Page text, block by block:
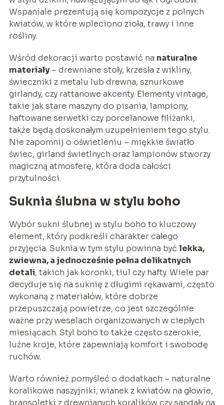
Wspaniale prezentują się kompozycje z polnych
kwiatów, w które wpleciono zioła, trawy i inne
rośliny.
Wśród dekoracji warto postawić na naturalne
materiały– drewniane stoły, krzesła z wikliny,
świeczniki z metalu lub drewna, sznurkowe
girlandy, czy rattanowe akcenty. Elementy vintage,
takie jak stare maszyny do pisania, lampiony,
haftowane serwetki czy porcelanowe filiżanki,
także będą doskonałym uzupełnieniem tego stylu.
Nie zapomnij o oświetleniu – miękkie światło
świec, girland świetlnych oraz lampionów stworzy
magiczną atmosferę, która doda całości
przytulności.
Suknia ślubna w stylu boho
Wybór sukni ślubnej w stylu boho to kluczowy
element, który podkreśli charakter całego
przyjęcia. Suknia w tym stylu powinna być lekka,
zwiewna, a jednocześnie pełna delikatnych
detali, takich jak koronki, tiul czy hafty. Wiele par
decyduje się na suknię z długimi rękawami, często
wykonaną z materiałów, które dobrze
przepuszczają powietrze, co jest szczególnie
ważne przy weselach organizowanych w ciepłych
miesiącach. Styl boho to także często szerokie,
luźne kroje, które zapewniają komfort i swobodę
ruchów.
Warto również pomyśleć o dodatkach – naturalne
koralikowe naszyjniki, wianek z kwiatów na głowie,
bransoletki z drewnianych koralików czy sandały na